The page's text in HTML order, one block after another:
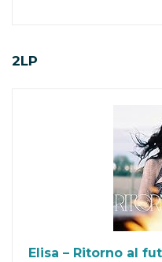
2LP
Elisa – Ritorno al